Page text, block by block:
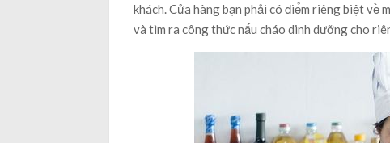
khách. Cửa hàng bạn phải có điểm riêng biệt về
và tìm ra công thức nấu cháo dinh dưỡng cho